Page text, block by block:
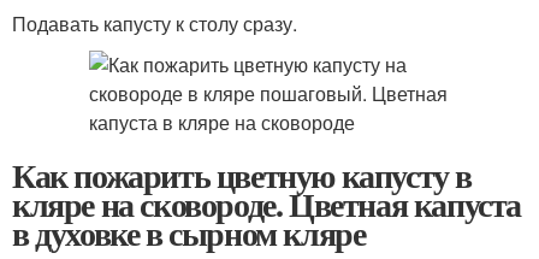
Подавать капусту к столу сразу.
Как пожарить цветную капусту в
кляре на сковороде. Цветная капуста
в духовке в сырном кляре